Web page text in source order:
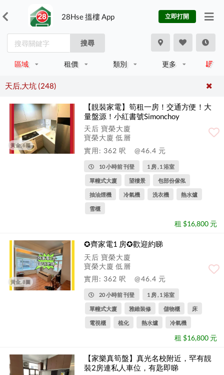
28Hse 搵樓 App 立即打開
搜尋
區域 租價 類別 更多
天后,大坑 (248)
黃金, 6圖
【靚裝家電】筍租一房！交通方便！大
量盤源！小紅書號Simonchoy
天后 寶榮大廈
寶榮大廈 低層
實用: 362 呎
@46.4 元
10 小時前 刊登 1 房 , 1 浴室
單幢式大廈 望樓景 包部份傢俬
抽油煙機 冷氣機 洗衣機 熱水爐
雪櫃
租 $16,800 元
黃金, 8圖
✪齊家電1 房✪歡迎約睇
天后 寶榮大廈
寶榮大廈 低層
實用: 362 呎
@46.4 元
20 小時前 刊登 1 房 , 1 浴室
單幢式大廈 雅緻裝修 儲物櫃 床
電視櫃 梳化 熱水爐 冷氣機
租 $16,800 元
【家樂真筍盤】真光名校附近，罕有靚
裝2房連私人車位，有匙即睇